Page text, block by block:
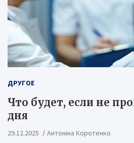
ДРУГОЕ
Что будет, если не
дня
29.12.2025 Антоніна Коротенко